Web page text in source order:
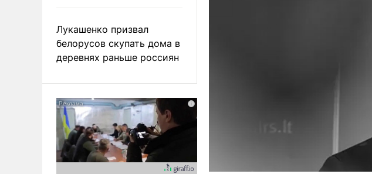
Лукашенко призвал
белорусов скупать дома в
деревнях раньше россиян